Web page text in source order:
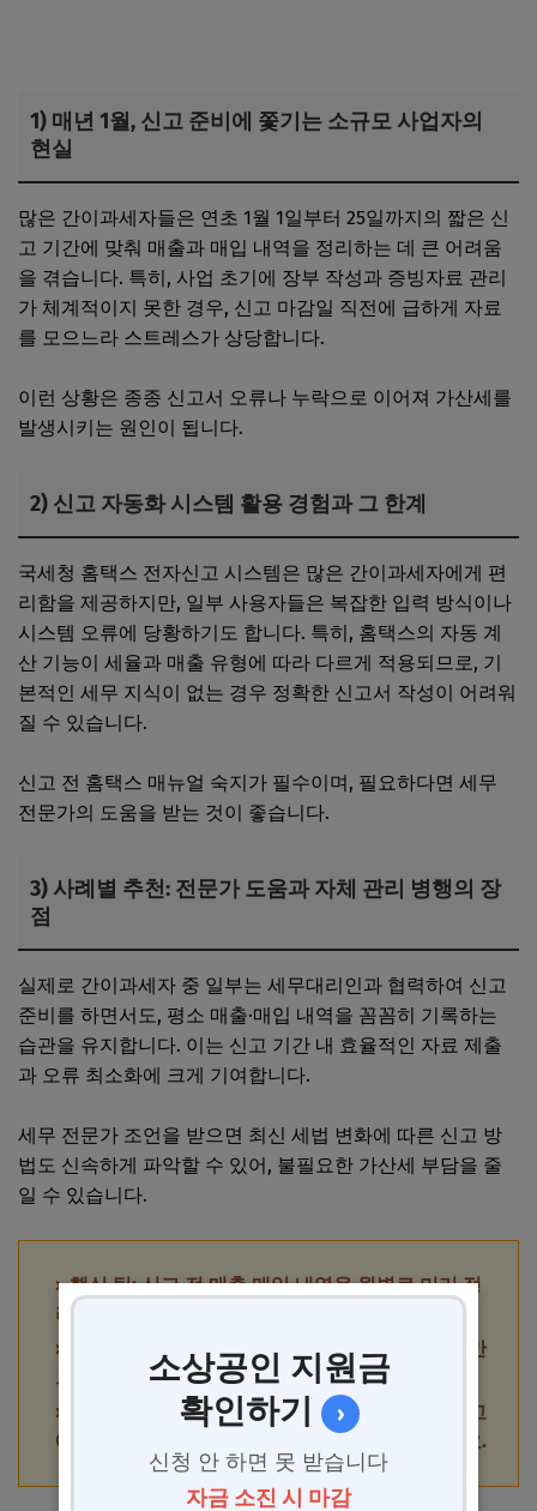
1) 매년 1월, 신고 준비에 쫓기는 소규모 사업자의
현실
많은 간이과세자들은 연초 1월 1일부터 25일까지의 짧은 신
고 기간에 맞춰 매출과 매입 내역을 정리하는 데 큰 어려움
을 겪습니다. 특히, 사업 초기에 장부 작성과 증빙자료 관리
가 체계적이지 못한 경우, 신고 마감일 직전에 급하게 자료
를 모으느라 스트레스가 상당합니다.
이런 상황은 종종 신고서 오류나 누락으로 이어져 가산세를
발생시키는 원인이 됩니다.
2) 신고 자동화 시스템 활용 경험과 그 한계
국세청 홈택스 전자신고 시스템은 많은 간이과세자에게 편
리함을 제공하지만, 일부 사용자들은 복잡한 입력 방식이나
시스템 오류에 당황하기도 합니다. 특히, 홈택스의 자동 계
산 기능이 세율과 매출 유형에 따라 다르게 적용되므로, 기
본적인 세무 지식이 없는 경우 정확한 신고서 작성이 어려워
질 수 있습니다.
신고 전 홈택스 매뉴얼 숙지가 필수이며, 필요하다면 세무
전문가의 도움을 받는 것이 좋습니다.
3) 사례별 추천: 전문가 도움과 자체 관리 병행의 장
점
실제로 간이과세자 중 일부는 세무대리인과 협력하여 신고
준비를 하면서도, 평소 매출·매입 내역을 꼼꼼히 기록하는
습관을 유지합니다. 이는 신고 기간 내 효율적인 자료 제출
과 오류 최소화에 크게 기여합니다.
세무 전문가 조언을 받으면 최신 세법 변화에 따른 신고 방
법도 신속하게 파악할 수 있어, 불필요한 가산세 부담을 줄
일 수 있습니다.
핵심 팁: 신고 전 매출·매입 내역을 월별로 미리 정
리해 두면 마감일에 급하지 않습니다.
주의사항: 홈택스 전자신고 시 자동계산 결과를 반
드시 재확인하여 세율 적용 오류를 방지하세요.
권장사항: 세무 대리인과의 정기 상담을 통해 신고
에 필요한 최신 정보를 지속적으로 업데이트하세요.
소상공인 지원금
확인하기
›
신청 안 하면 못 받습니다
자금 소진 시 마감